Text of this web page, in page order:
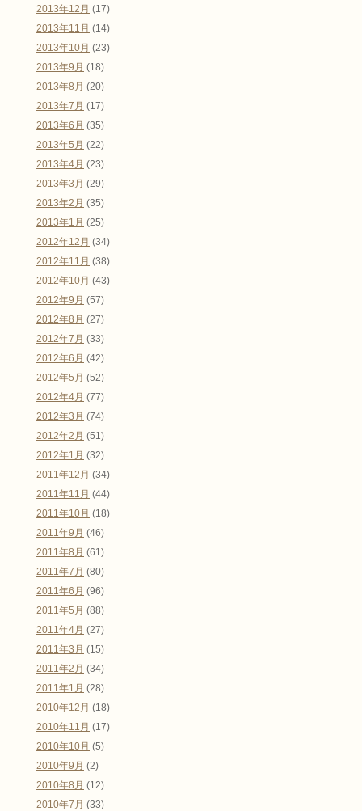
2013年12月 (17)
2013年11月 (14)
2013年10月 (23)
2013年9月 (18)
2013年8月 (20)
2013年7月 (17)
2013年6月 (35)
2013年5月 (22)
2013年4月 (23)
2013年3月 (29)
2013年2月 (35)
2013年1月 (25)
2012年12月 (34)
2012年11月 (38)
2012年10月 (43)
2012年9月 (57)
2012年8月 (27)
2012年7月 (33)
2012年6月 (42)
2012年5月 (52)
2012年4月 (77)
2012年3月 (74)
2012年2月 (51)
2012年1月 (32)
2011年12月 (34)
2011年11月 (44)
2011年10月 (18)
2011年9月 (46)
2011年8月 (61)
2011年7月 (80)
2011年6月 (96)
2011年5月 (88)
2011年4月 (27)
2011年3月 (15)
2011年2月 (34)
2011年1月 (28)
2010年12月 (18)
2010年11月 (17)
2010年10月 (5)
2010年9月 (2)
2010年8月 (12)
2010年7月 (33)